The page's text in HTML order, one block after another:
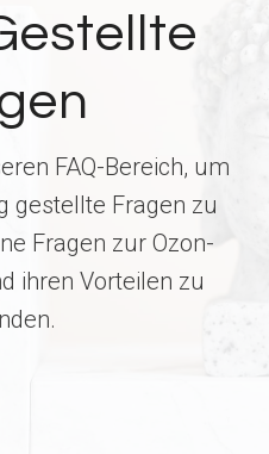
FAQ-Bereich, um
gestellte Fragen zu
Fragen zur Ozon-
ihren Vorteilen zu